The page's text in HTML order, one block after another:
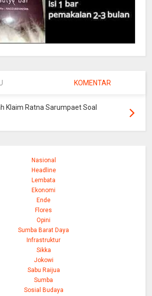
KOMENTAR
Klaim Ratna Sarumpaet Soal
Nasional
Headline
Lembata
Ekonomi
Ende
Flores
Opini
Sumba Barat Daya
Infrastruktur
Sikka
Jokowi
Sabu Raijua
Sumba
Sosial Budaya